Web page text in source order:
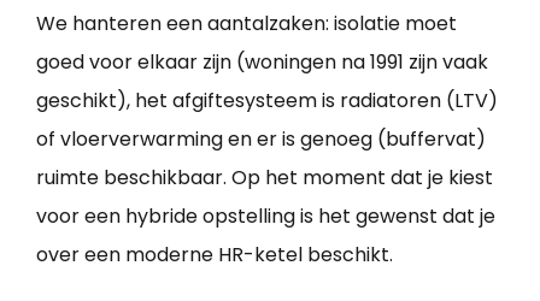
We hanteren een aantalzaken: isolatie moet
goed voor elkaar zijn (woningen na 1991 zijn vaak
geschikt), het afgiftesysteem is radiatoren (LTV)
of vloerverwarming en er is genoeg (buffervat)
ruimte beschikbaar. Op het moment dat je kiest
voor een hybride opstelling is het gewenst dat je
over een moderne HR-ketel beschikt.